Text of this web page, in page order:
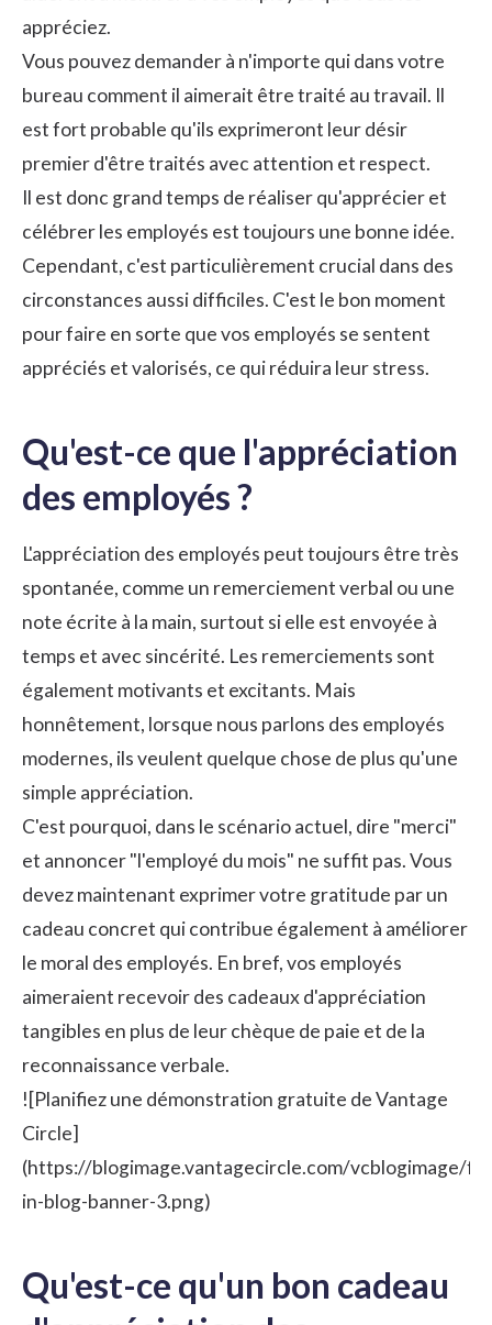
appréciez.
Vous pouvez demander à n'importe qui dans votre
bureau comment il aimerait être traité au travail. Il
est fort probable qu'ils exprimeront leur désir
premier d'être traités avec attention et respect.
Il est donc grand temps de réaliser qu'apprécier et
célébrer les employés est toujours une bonne idée.
Cependant, c'est particulièrement crucial dans des
circonstances aussi difficiles. C'est le bon moment
pour faire en sorte que vos employés se sentent
appréciés et valorisés, ce qui réduira leur stress.
Qu'est-ce que l'appréciation
des employés ?
L'appréciation des employés peut toujours être très
spontanée, comme un remerciement verbal ou une
note écrite à la main, surtout si elle est envoyée à
temps et avec sincérité. Les remerciements sont
également motivants et excitants. Mais
honnêtement, lorsque nous parlons des employés
modernes, ils veulent quelque chose de plus qu'une
simple appréciation.
C'est pourquoi, dans le scénario actuel, dire "merci"
et annoncer "l'employé du mois" ne suffit pas. Vous
devez maintenant exprimer votre gratitude par un
cadeau concret qui contribue également à améliorer
le moral des employés. En bref, vos employés
aimeraient recevoir des cadeaux d'appréciation
tangibles en plus de leur chèque de paie et de la
reconnaissance verbale.
![Planifiez une démonstration gratuite de Vantage
Circle]
(https://blogimage.vantagecircle.com/vcblogimage/
in-blog-banner-3.png)
Qu'est-ce qu'un bon cadeau